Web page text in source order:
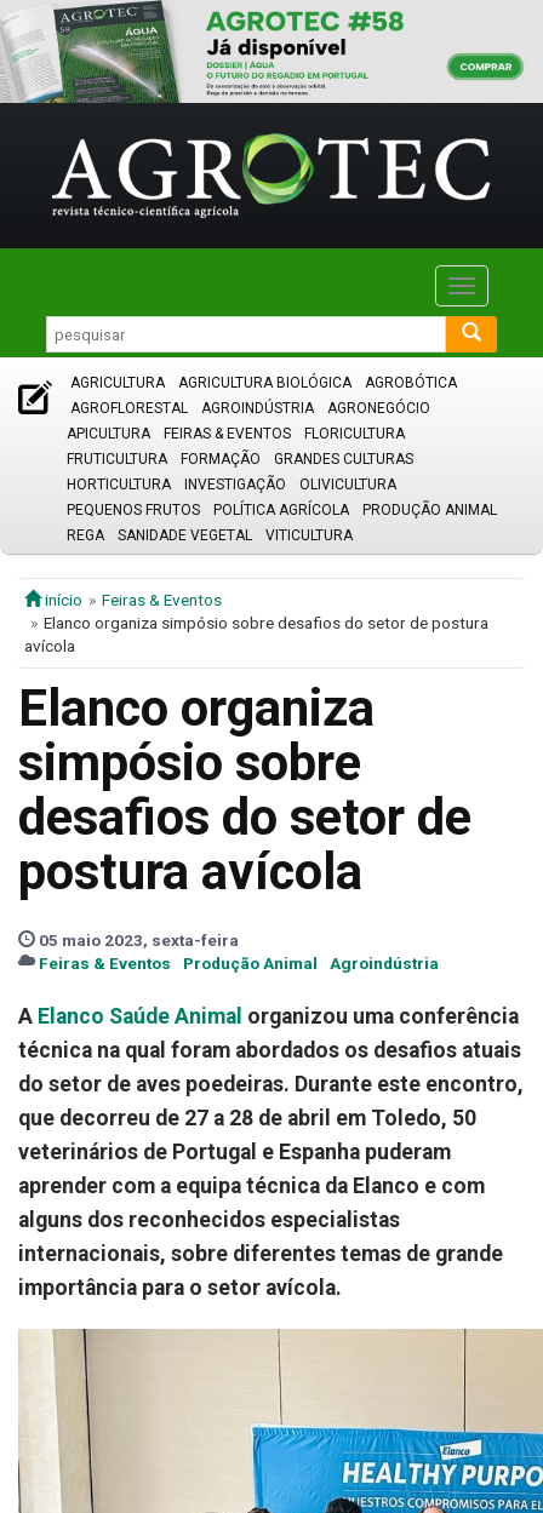
Toggle
AGRICULTURA AGRICULTURA BIOLÓGICA
AGROBÓTICA
AGROFLORESTAL
AGROINDÚSTRIA
AGRONEGÓCIO
APICULTURA
FEIRAS & EVENTOS
FLORICULTURA
FRUTICULTURA
FORMAÇÃO
GRANDES CULTURAS
HORTICULTURA
INVESTIGAÇÃO
OLIVICULTURA
PEQUENOS FRUTOS
POLÍTICA AGRÍCOLA
PRODUÇÃO ANIMAL
REGA
SANIDADE VEGETAL VITICULTURA
início
Feiras & Eventos
Elanco organiza simpósio sobre desafios do setor de postura
avícola
Elanco organiza
simpósio sobre
desafios do setor de
postura avícola
05 maio 2023, sexta-feira
Feiras & Eventos
Produção Animal Agroindústria
A Elanco Saúde Animal organizou uma conferência
técnica na qual foram abordados os desafios atuais
do setor de aves poedeiras. Durante este encontro,
que decorreu de 27 a 28 de abril em Toledo, 50
veterinários de Portugal e Espanha puderam
aprender com a equipa técnica da Elanco e com
alguns dos reconhecidos especialistas
internacionais, sobre diferentes temas de grande
importância para o setor avícola.